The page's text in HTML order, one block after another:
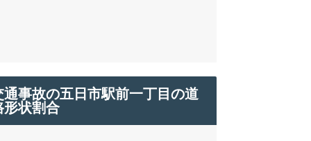
通事故の五日市駅前一丁目の道
形状割合